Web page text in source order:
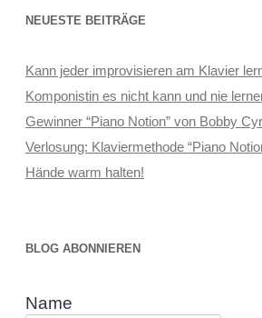
NEUESTE BEITRÄGE
Kann jeder improvisieren am Klavier
Komponistin es nicht kann und nie
Gewinner “Piano Notion” von Bobby
Verlosung: Klaviermethode “Piano
Hände warm halten!
BLOG ABONNIEREN
Name